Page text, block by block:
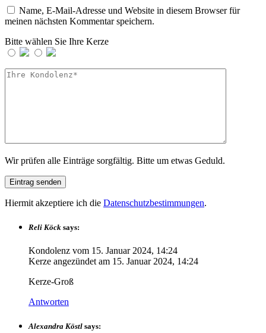
Name, E-Mail-Adresse und Website in diesem Browser für
meinen nächsten Kommentar speichern.
Bitte wählen Sie Ihre Kerze
Wir prüfen alle Einträge sorgfältig. Bitte um etwas Geduld.
Hiermit akzeptiere ich die Datenschutzbestimmungen.
Reli Köck says:
Kondolenz vom 15. Januar 2024, 14:24
Kerze angezündet am 15. Januar 2024, 14:24
Kerze-Groß
Antworten
Alexandra Köstl says: